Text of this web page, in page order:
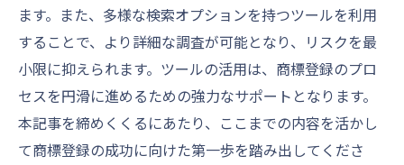
ます。また、多様な検索オプションを持つツールを利用
することで、より詳細な調査が可能となり、リスクを最
小限に抑えられます。ツールの活用は、商標登録のプロ
セスを円滑に進めるための強力なサポートとなります。
本記事を締めくくるにあたり、ここまでの内容を活かし
て商標登録の成功に向けた第一歩を踏み出してくださ